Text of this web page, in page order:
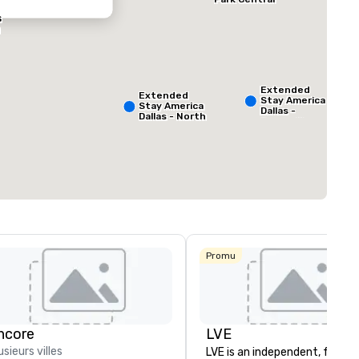
Salles de réunion
1
Extended
Stay America
Dallas - North
Extended
Stay America
Dallas -
villes
Promu
LVE
LVE is an independent, family